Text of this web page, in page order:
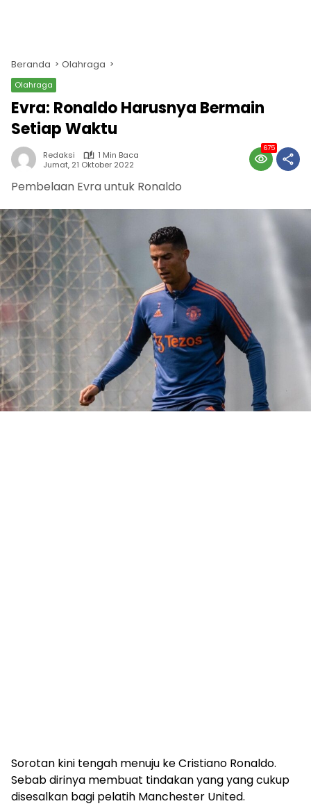
Beranda Olahraga
Olahraga
Evra: Ronaldo Harusnya Bermain
Setiap Waktu
Redaksi
1 Min Baca
Jumat, 21 Oktober 2022
675
Pembelaan Evra untuk Ronaldo
Sorotan kini tengah menuju ke Cristiano Ronaldo.
Sebab dirinya membuat tindakan yang yang cukup
disesalkan bagi pelatih Manchester United.